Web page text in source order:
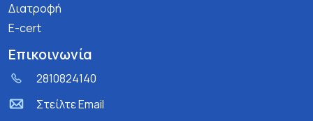
Διατροφή
E-cert
Επικοινωνία
2810824140
Στείλτε Email